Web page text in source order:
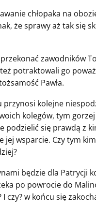
chłopaka na
że sprawy aż tak się
zawodników
potraktowali go
Pawła.
przynosi kolejne
kolegów, tym
podzielić się prawdą z
jej wsparcie. Czy tym
będzie dla Patrycji
po powrocie do
I czy? w końcu się